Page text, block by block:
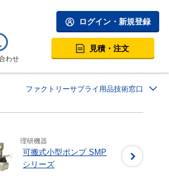
ログイン・新規登録
わせ
見積・注文
ファクトリーサプライ用品技術窓口
理研機器
可搬式小型ポンプ SMP
シリーズ